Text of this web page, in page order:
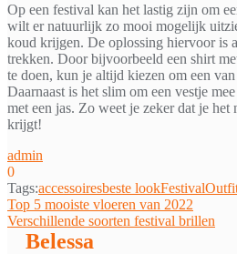
Op een festival kan het lastig zijn om
wilt er natuurlijk zo mooi mogelijk
koud krijgen. De oplossing hiervoor is
trekken. Door bijvoorbeeld een shirt
te doen, kun je altijd kiezen om een
Daarnaast is het slim om een vestje
met een jas. Zo weet je zeker dat je
krijgt!
admin
0
Tags:accessoiresbeste lookFestival
Bericht
navigatie
Top 5 mooiste vloeren van 2022
Verschillende soorten festival brillen
Belessa